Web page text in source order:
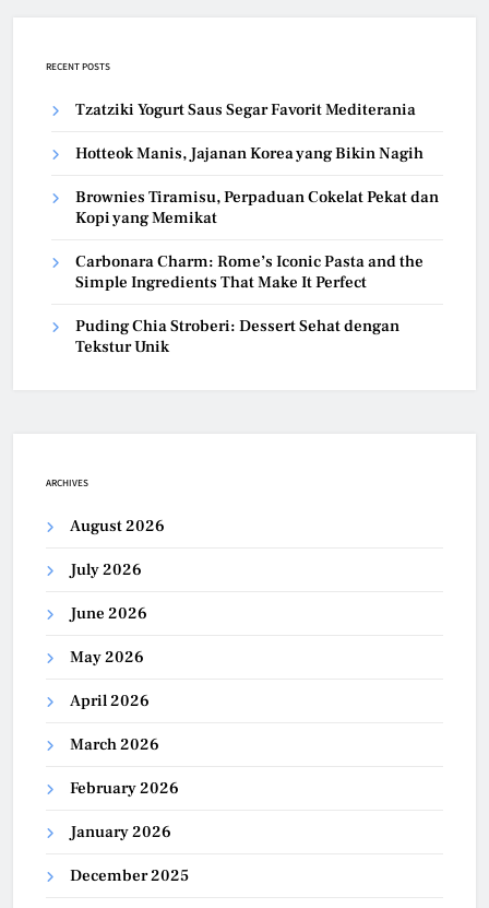
RECENT POSTS
Tzatziki Yogurt Saus Segar Favorit Mediterania
Hotteok Manis, Jajanan Korea yang Bikin Nagih
Brownies Tiramisu, Perpaduan Cokelat Pekat dan
Kopi yang Memikat
Carbonara Charm: Rome’s Iconic Pasta and the
Simple Ingredients That Make It Perfect
Puding Chia Stroberi: Dessert Sehat dengan
Tekstur Unik
ARCHIVES
August 2026
July 2026
June 2026
May 2026
April 2026
March 2026
February 2026
January 2026
December 2025